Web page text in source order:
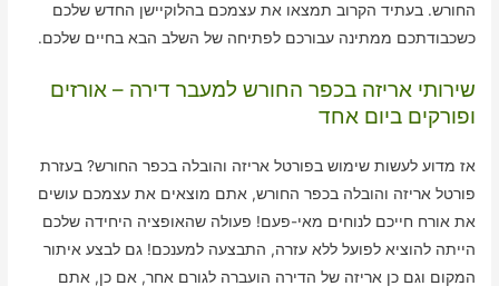
החורש. בעתיד הקרוב תמצאו את עצמכם בהלוקיישן החדש שלכם
כשכבודתכם ממתינה עבורכם לפתיחה של השלב הבא בחיים שלכם.
שירותי אריזה בכפר החורש למעבר דירה – אורזים
ופורקים ביום אחד
אז מדוע לעשות שימוש בפורטל אריזה והובלה בכפר החורש? בעזרת
פורטל אריזה והובלה בכפר החורש, אתם מוצאים את עצמכם עושים
את אורח חייכם לנוחים מאי-פעם! פעולה שהאופציה היחידה שלכם
הייתה להוציא לפועל ללא עזרה, התבצעה למענכם! גם לבצע איתור
המקום וגם כן אריזה של הדירה הועברה לגורם אחר, אם כן, אתם